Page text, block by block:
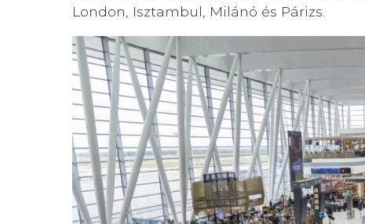
London, Isztambul, Milánó és Párizs.